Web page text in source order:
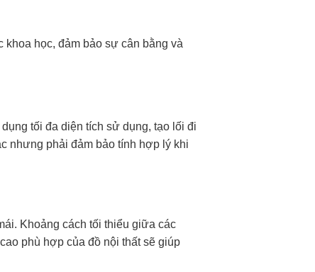
học, đảm bảo sự cân bằng và
tối đa diện tích sử dụng, tạo lối đi
nhưng phải đảm bảo tính hợp lý khi
Khoảng cách tối thiểu giữa các
phù hợp của đồ nội thất sẽ giúp